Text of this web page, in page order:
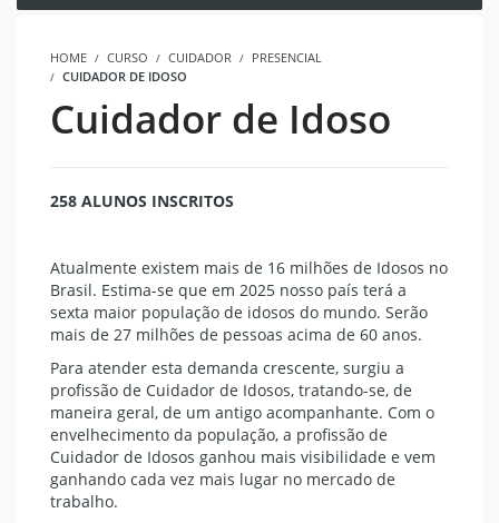
HOME CURSO CUIDADOR
PRESENCIAL
CUIDADOR DE IDOSO
Cuidador de Idoso
258 ALUNOS INSCRITOS
Atualmente existem mais de 16 milhões de Idosos no
Brasil. Estima-se que em 2025 nosso país terá a
sexta maior população de idosos do mundo. Serão
mais de 27 milhões de pessoas acima de 60 anos.
Para atender esta demanda crescente, surgiu a
profissão de Cuidador de Idosos, tratando-se, de
maneira geral, de um antigo acompanhante. Com o
envelhecimento da população, a profissão de
Cuidador de Idosos ganhou mais visibilidade e vem
ganhando cada vez mais lugar no mercado de
trabalho.